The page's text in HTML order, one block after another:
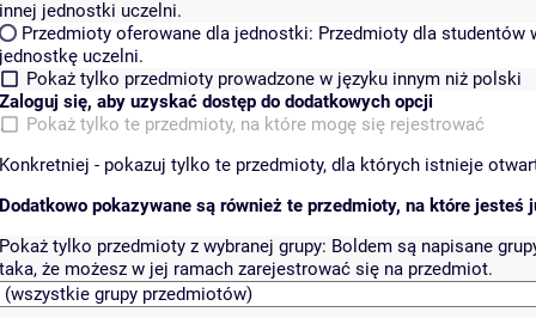
innej jednostki uczelni.
Przedmioty oferowane dla jednostki: Przedmioty dla studentów
jednostkę uczelni.
Pokaż tylko przedmioty prowadzone w języku innym niż polski
Zaloguj się, aby uzyskać dostęp do dodatkowych opcji
Pokaż tylko te przedmioty, na które mogę się rejestrować
Konkretniej - pokazuj tylko te przedmioty, dla których istnieje
Dodatkowo pokazywane są również te przedmioty, na które jesteś
Pokaż tylko przedmioty z wybranej grupy: Boldem są napisane
taka, że możesz w jej ramach zarejestrować się na przedmiot.